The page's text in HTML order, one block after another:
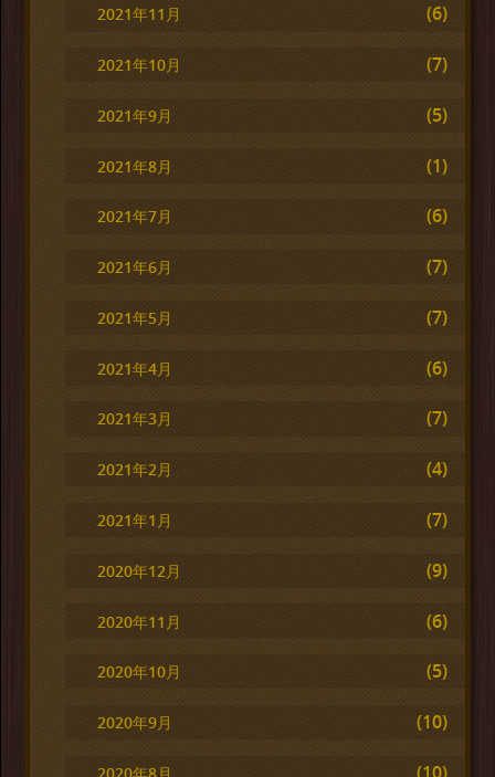
2021年11月 (6)
2021年10月 (7)
2021年9月 (5)
2021年8月 (1)
2021年7月 (6)
2021年6月 (7)
2021年5月 (7)
2021年4月 (6)
2021年3月 (7)
2021年2月 (4)
2021年1月 (7)
2020年12月 (9)
2020年11月 (6)
2020年10月 (5)
2020年9月 (10)